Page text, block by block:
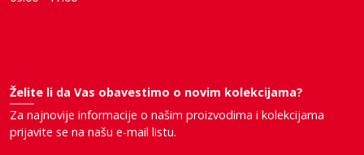
Želite li da Vas obavestimo o novim kolekcijama?
Za najnovije informacije o našim proizvodima i kolekcijama
prijavite se na našu e-mail listu.